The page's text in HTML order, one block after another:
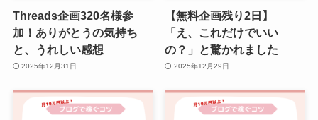
Threads企画320名様参
加！ありがとうの気持ち
と、うれしい感想
2025年12月31日
【無料企画残り2日】
「え、これだけでいい
の？」と驚かれました
2025年12月29日